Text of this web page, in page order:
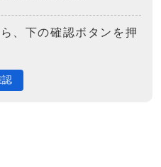
、下の確認ボタンを押
認